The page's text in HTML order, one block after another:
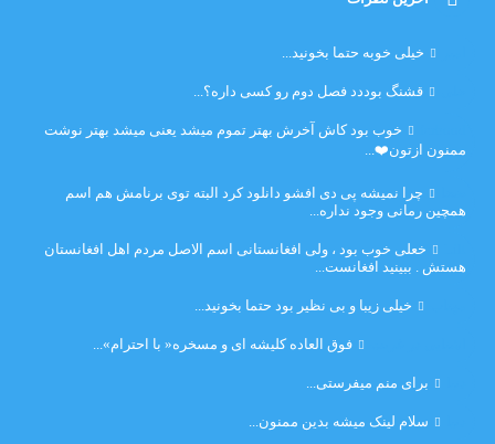
خیلی خوبه حتما بخونید...
قشنگ بوددد فصل دوم رو کسی داره؟...
خوب بود کاش آخرش بهتر تموم میشد یعنی میشد بهتر نوشت
ممنون ازتون❤️...
چرا نمیشه پی دی افشو دانلود کرد البته توی برنامش هم اسم
همچین رمانی وجود نداره...
خعلی خوب بود ، ولی افغانستانی اسم الاصل مردم اهل افغانستان
هستش . ببینید افغانست...
خیلی زیبا و بی نظیر بود حتما بخونید...
فوق العاده کلیشه ای و مسخره« با احترام»...
برای منم میفرستی...
سلام لینک میشه بدین ممنون...